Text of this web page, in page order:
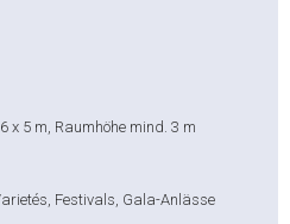
x 5 m, Raumhöhe mind. 3 m
Festivals, Gala-Anlässe